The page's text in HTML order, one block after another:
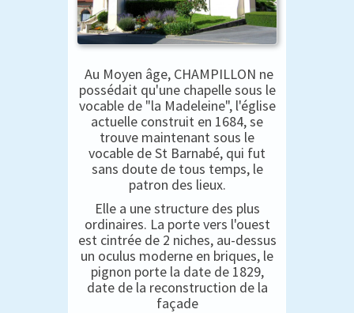
Au Moyen âge, CHAMPILLON ne
possédait qu'une chapelle sous le
vocable de "la Madeleine", l'église
actuelle construit en 1684, se
trouve maintenant sous le
vocable de St Barnabé, qui fut
sans doute de tous temps, le
patron des lieux.
Elle a une structure des plus
ordinaires. La porte vers l'ouest
est cintrée de 2 niches, au-dessus
un oculus moderne en briques, le
pignon porte la date de 1829,
date de la reconstruction de la
façade